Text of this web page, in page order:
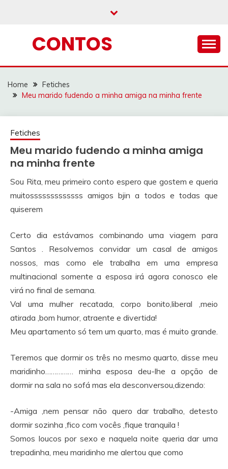
CONTOS
Home
Fetiches
Meu marido fudendo a minha amiga na minha frente
Fetiches
Meu marido fudendo a minha amiga
na minha frente
Sou Rita, meu primeiro conto espero que gostem e queria
muitosssssssssssss amigos bjin a todos e todas que
quiserem
Certo dia estávamos combinando uma viagem para
Santos . Resolvemos convidar um casal de amigos
nossos, mas como ele trabalha em uma empresa
multinacional somente a esposa irá agora conosco ele
virá no final de semana.
Val uma mulher recatada, corpo bonito,liberal ,meio
atirada ,bom humor, atraente e divertida!
Meu apartamento só tem um quarto, mas é muito grande.
Teremos que dormir os três no mesmo quarto, disse meu
maridinho…………… minha esposa deu-lhe a opção de
dormir na sala no sofá mas ela desconversou,dizendo:
-Amiga ,nem pensar não quero dar trabalho, detesto
dormir sozinha ,fico com vocês ,fique tranquila !
Somos loucos por sexo e naquela noite queria dar uma
trepadinha, meu maridinho me alertou que como